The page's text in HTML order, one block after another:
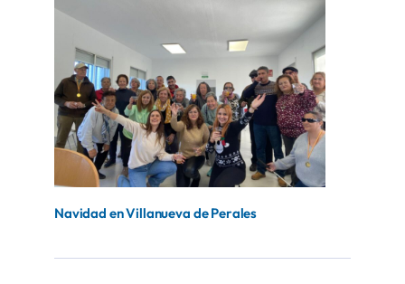
Navidad en Villanueva de Perales